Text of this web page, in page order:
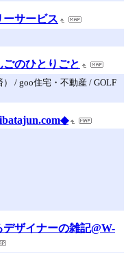
ーサービス
ごのひとりごと
/ goo住宅・不動産 / GOLF
デザイナーの雑記@W-